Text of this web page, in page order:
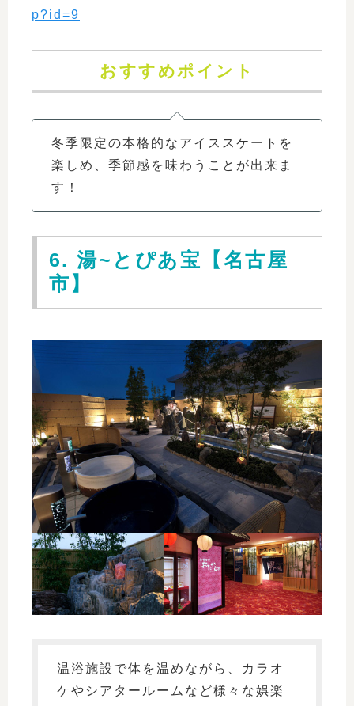
p?id=9
おすすめポイント
冬季限定の本格的なアイススケートを
楽しめ、季節感を味わうことが出来ま
す！
6. 湯~とぴあ宝【名古屋
市】
温浴施設で体を温めながら、カラオ
ケやシアタールームなど様々な娯楽